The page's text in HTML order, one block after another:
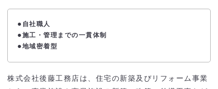
●自社職人
●施工・管理までの一貫体制
●地域密着型
株式会社後藤工務店は、住宅の新築及びリフォーム事業